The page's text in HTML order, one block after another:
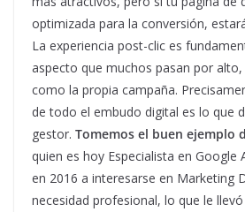
optimizada para la conversión,
La experiencia post-clic es
aspecto que muchos pasan por
como la propia campaña.
de todo el embudo digital es lo que
gestor. Tomemos el buen ejemplo
quien es hoy Especialista en Google
en 2016 a interesarse en Marketing
necesidad profesional, lo que le